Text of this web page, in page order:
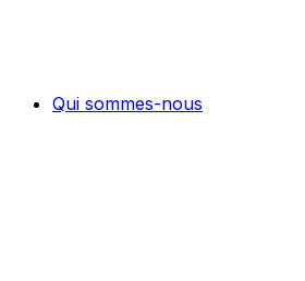
Qui sommes-nous